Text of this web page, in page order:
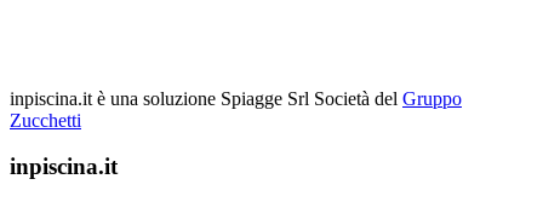
inpiscina.it è una soluzione Spiagge Srl Società del Gruppo
Zucchetti
inpiscina.it